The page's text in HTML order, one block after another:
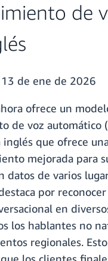
de
13 de ene de 2026
ofrece un
de voz automático
inglés que ofrece
mejorada para
datos de varios
por
en
los hablantes no
regionales.